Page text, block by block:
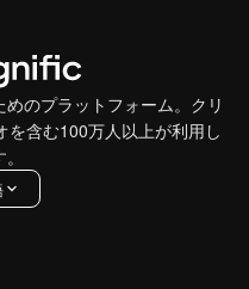
のプラットフォーム。クリ
を含む100万人以上が利用し